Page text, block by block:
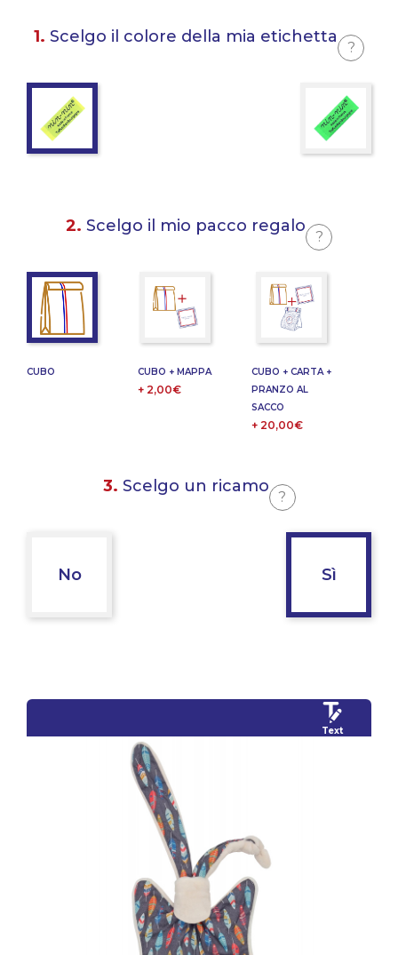
1. Scelgo il colore della mia etichetta
?
2. Scelgo il mio pacco regalo
?
CUBO CUBO + MAPPA
+ 2,00€
CUBO + CARTA +
PRANZO AL
SACCO
+ 20,00€
3. Scelgo un ricamo
?
No Sì
Text